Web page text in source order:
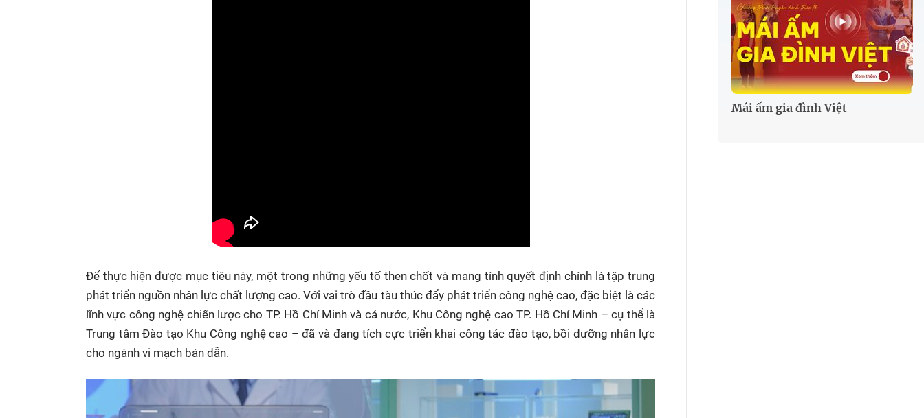
Để thực hiện được mục tiêu này, một trong những yếu tố then chốt và mang tính quyết định chính là tập trung
phát triển nguồn nhân lực chất lượng cao. Với vai trò đầu tàu thúc đẩy phát triển công nghệ cao, đặc biệt là các
lĩnh vực công nghệ chiến lược cho TP. Hồ Chí Minh và cả nước, Khu Công nghệ cao TP. Hồ Chí Minh – cụ thể là
Trung tâm Đào tạo Khu Công nghệ cao – đã và đang tích cực triển khai công tác đào tạo, bồi dưỡng nhân lực
cho ngành vi mạch bán dẫn.
Mái ấm gia đình Việt